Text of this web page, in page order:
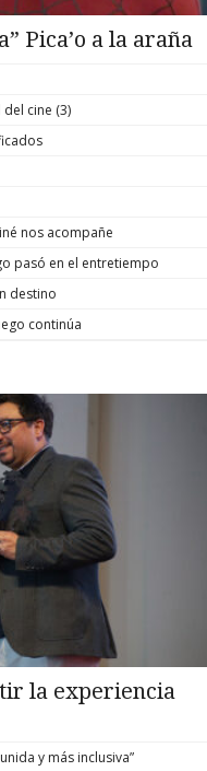
Pica’o a la araña
cine (3)
nos acompañe
pasó en el entretiempo
destino
continúa
la experiencia
y más inclusiva”